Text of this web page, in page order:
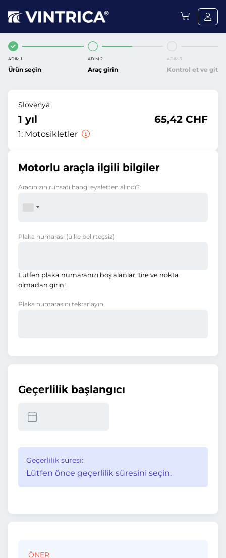
ADIM 1
Ürün seçin
ADIM 2
Araç girin
ADIM 3
Kontrol et ve git
Slovenya
1 yıl
1: Motosikletler
65,42 CHF
Motorlu araçla ilgili bilgiler
Aracınızın ruhsatı hangi eyaletten alındı?
Plaka numarası (ülke belirteçsiz)
Lütfen plaka numaranızı boş alanlar, tire ve nokta
olmadan girin!
Plaka numarasını tekrarlayın
Geçerlilik başlangıcı
Geçerlilik süresi:
Lütfen önce geçerlilik süresini seçin.
ÖNER